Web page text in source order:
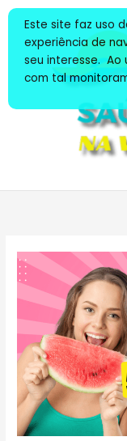
conteúdo
Este site faz uso
experiência de
seu interesse. Ao
com tal